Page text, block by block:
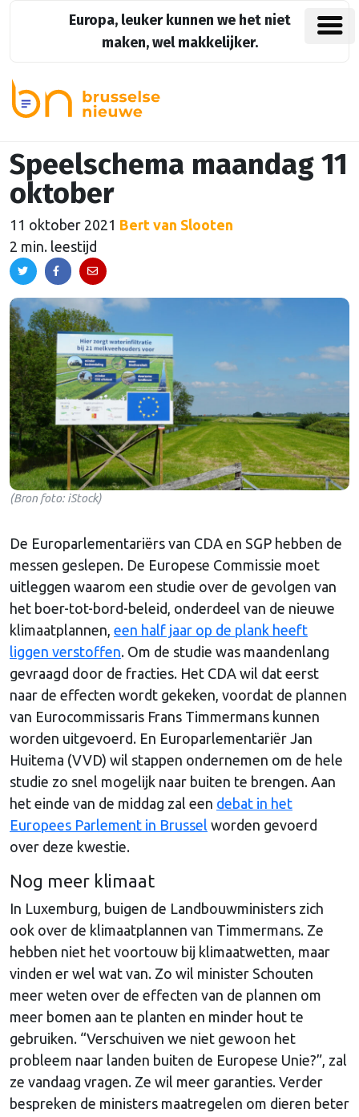
Europa, leuker kunnen we het niet
maken, wel makkelijker.
Speelschema maandag 11
oktober
11 oktober 2021 Bert van Slooten
2 min. leestijd
(Bron foto: iStock)
De Europarlementariërs van CDA en SGP hebben de
messen geslepen. De Europese Commissie moet
uitleggen waarom een studie over de gevolgen van
het boer-tot-bord-beleid, onderdeel van de nieuwe
klimaatplannen, een half jaar op de plank heeft
liggen verstoffen. Om de studie was maandenlang
gevraagd door de fracties. Het CDA wil dat eerst
naar de effecten wordt gekeken, voordat de plannen
van Eurocommissaris Frans Timmermans kunnen
worden uitgevoerd. En Europarlementariër Jan
Huitema (VVD) wil stappen ondernemen om de hele
studie zo snel mogelijk naar buiten te brengen. Aan
het einde van de middag zal een debat in het
Europees Parlement in Brussel worden gevoerd
over deze kwestie.
Nog meer klimaat
In Luxemburg, buigen de Landbouwministers zich
ook over de klimaatplannen van Timmermans. Ze
hebben niet het voortouw bij klimaatwetten, maar
vinden er wel wat van. Zo wil minister Schouten
meer weten over de effecten van de plannen om
meer bomen aan te planten en minder hout te
gebruiken. “Verschuiven we niet gewoon het
probleem naar landen buiten de Europese Unie?”, zal
ze vandaag vragen. Ze wil meer garanties. Verder
bespreken de ministers maatregelen om dieren beter